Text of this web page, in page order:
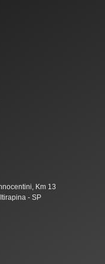
Km 13
- SP